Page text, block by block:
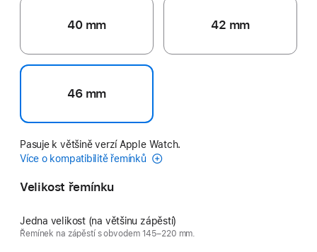
40 mm 42 mm
46 mm
Pasuje k většině verzí Apple Watch.
Více o kompatibilitě řemínků
Velikost řemínku
Jedna velikost (na většinu zápěstí)
Řemínek na zápěstí s obvodem 145–220 mm.